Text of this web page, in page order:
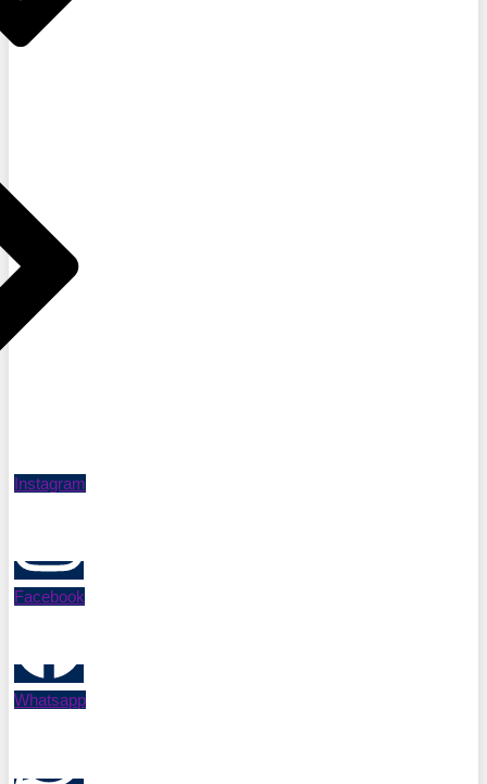
Instagram
Facebook
Whatsapp